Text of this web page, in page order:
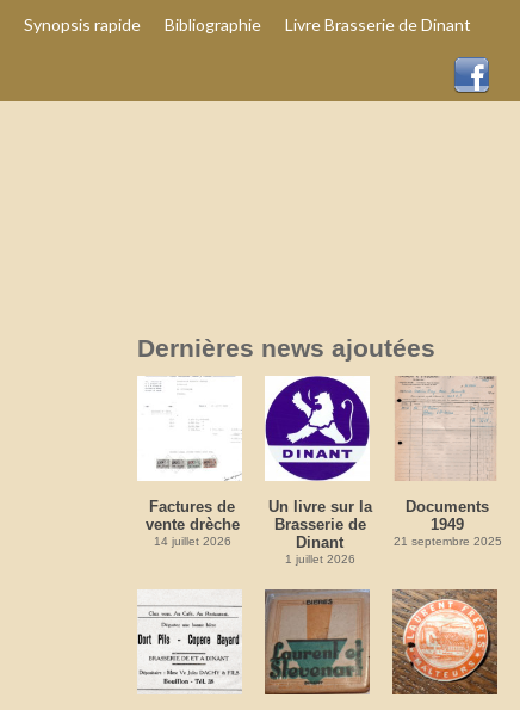
Synopsis rapide Bibliographie Livre Brasserie de Dinant
Dernières news ajoutées
Factures de
vente drèche
14 juillet 2026
Un livre sur la
Brasserie de
Dinant
1 juillet 2026
Documents
1949
21 septembre 2025